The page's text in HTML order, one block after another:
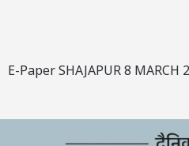
E-Paper SHAJAPUR 8 MARCH